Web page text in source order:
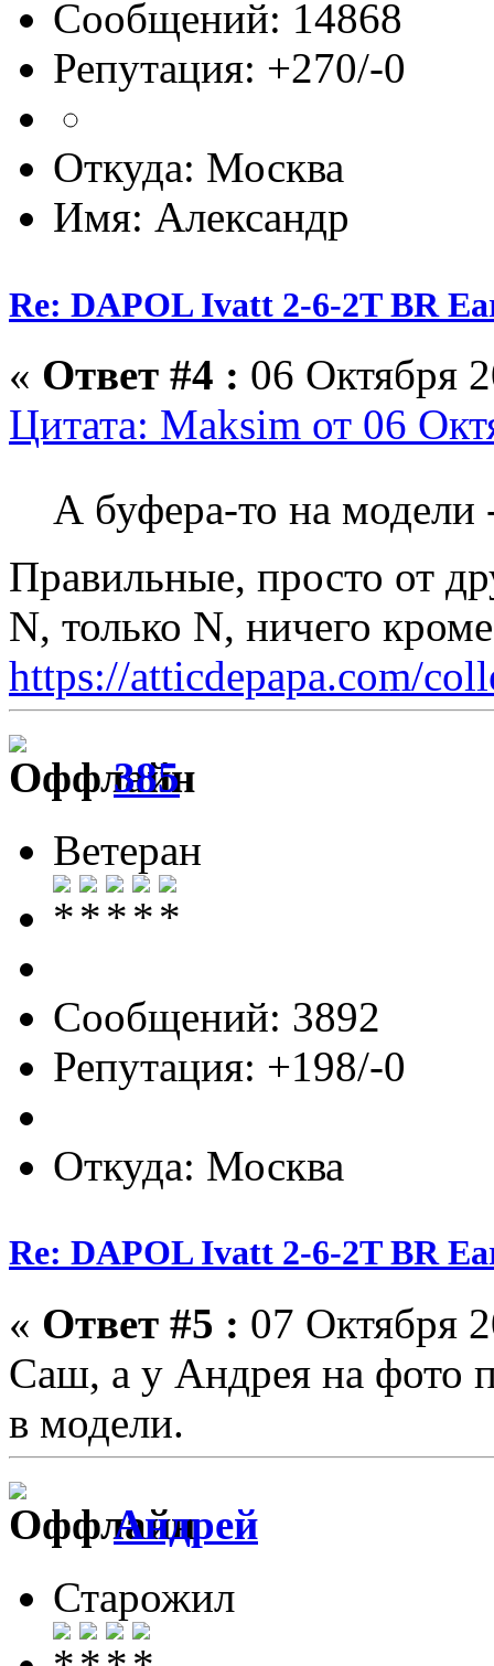
Сообщений: 14868
Репутация: +270/-0
Откуда: Москва
Имя: Александр
Re: DAPOL Ivatt 2-6-2T BR
« Ответ #4 : 06 Октября
Цитата: Maksim от 06
А буфера-то на
Правильные, просто от
N, только N, ничего
https://atticdepapa.com/
385
Ветеран
Сообщений: 3892
Репутация: +198/-0
Откуда: Москва
Re: DAPOL Ivatt 2-6-2T BR
« Ответ #5 : 07 Октября
Саш, а у Андрея на фото
в модели.
Андрей
Старожил